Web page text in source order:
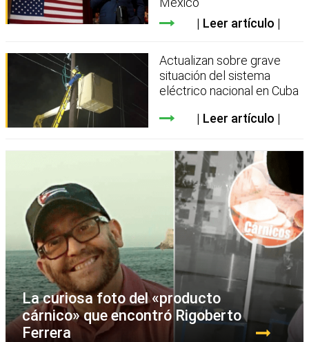
Leer artículo
Actualizan sobre grave
situación del sistema
eléctrico nacional en Cuba
Leer artículo
La curiosa foto del «producto
cárnico» que encontró Rigoberto
Ferrera